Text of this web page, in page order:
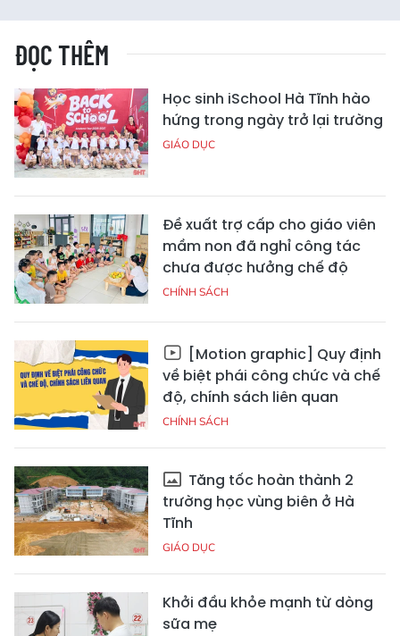
ĐỌC THÊM
Học sinh iSchool Hà Tĩnh hào
hứng trong ngày trở lại trường
GIÁO DỤC
Đề xuất trợ cấp cho giáo viên
mầm non đã nghỉ công tác
chưa được hưởng chế độ
CHÍNH SÁCH
[Motion graphic] Quy định
về biệt phái công chức và chế
độ, chính sách liên quan
CHÍNH SÁCH
Tăng tốc hoàn thành 2
trường học vùng biên ở Hà
Tĩnh
GIÁO DỤC
Khởi đầu khỏe mạnh từ dòng
sữa mẹ